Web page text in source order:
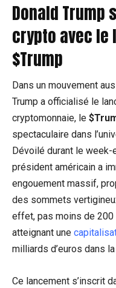
Donald Trump
crypto avec le
$Trump
Dans un mouvement
Trump a officialisé le
cryptomonnaie, le
spectaculaire dans
Dévoilé durant le week-
président américain a
engouement massif,
des sommets
effet, pas moins de
atteignant une
milliards d’euros dans
Ce lancement s’inscrit